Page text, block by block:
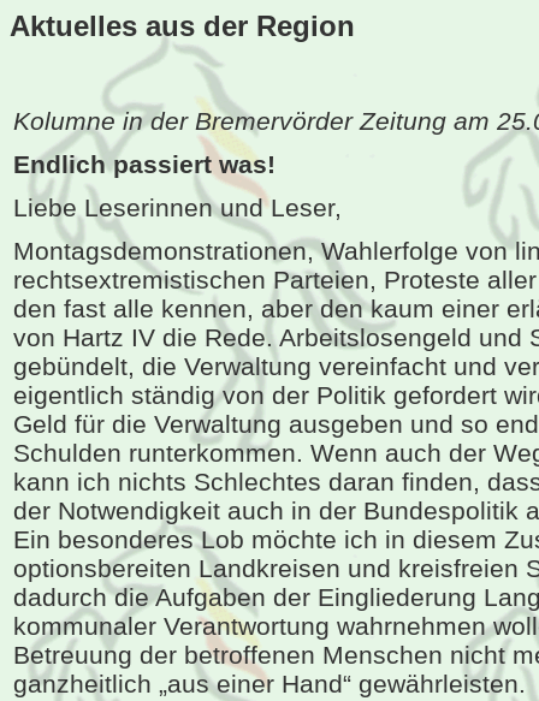
Aktuelles aus der Region
Kolumne in der Bremervörder Zeitung am
Endlich passiert was!
Liebe Leserinnen und Leser,
Montagsdemonstrationen, Wahlerfolge von
rechtsextremistischen Parteien, Proteste
den fast alle kennen, aber den kaum einer
von Hartz IV die Rede. Arbeitslosengeld und
gebündelt, die Verwaltung vereinfacht und
eigentlich ständig von der Politik gefordert
Geld für die Verwaltung ausgeben und so
Schulden runterkommen. Wenn auch der
kann ich nichts Schlechtes daran finden,
der Notwendigkeit auch in der Bundespolitik
Ein besonderes Lob möchte ich in diesem
optionsbereiten Landkreisen und kreisfreien
dadurch die Aufgaben der Eingliederung
kommunaler Verantwortung wahrnehmen
Betreuung der betroffenen Menschen nicht
ganzheitlich „aus einer Hand“ gewährleisten.